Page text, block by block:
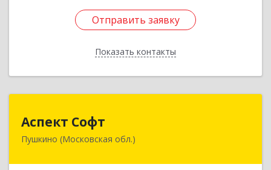
Отправить заявку
Показать контакты
Отправить заявку
Назад
Аспект Софт
Пушкино (Московская обл.)
141205, Московская обл, Пушкинский р-н,